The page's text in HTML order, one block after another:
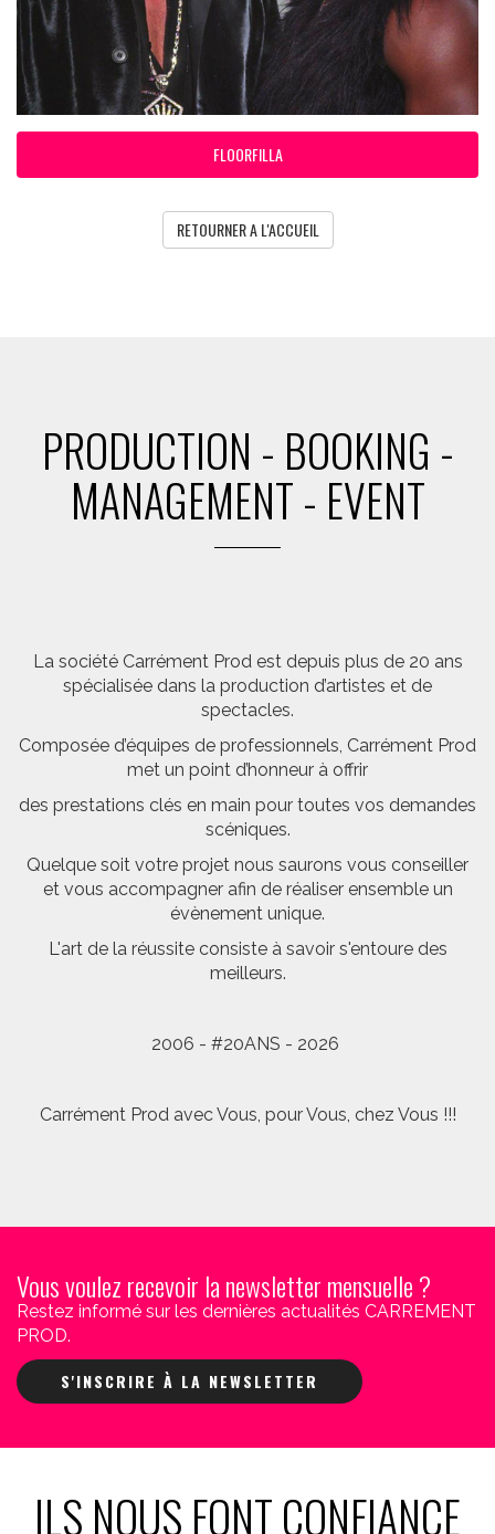
FLOORFILLA
RETOURNER A L'ACCUEIL
PRODUCTION - BOOKING -
MANAGEMENT - EVENT
La société Carrément Prod est depuis plus de 20 ans
spécialisée dans la production d’artistes et de
spectacles.
Composée d’équipes de professionnels, Carrément Prod
met un point d’honneur à offrir
des prestations clés en main pour toutes vos demandes
scéniques.
Quelque soit votre projet nous saurons vous conseiller
et vous accompagner afin de réaliser ensemble un
évènement unique.
L'art de la réussite consiste à savoir s'entoure des
meilleurs.
2006 - #20ANS - 2026
Carrément Prod avec Vous, pour Vous, chez Vous !!!
Vous voulez recevoir la newsletter mensuelle ?
Restez informé sur les dernières actualités CARREMENT
PROD.
S'INSCRIRE À LA NEWSLETTER
ILS NOUS FONT CONFIANCE